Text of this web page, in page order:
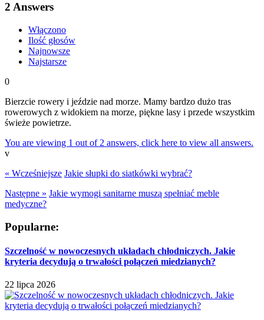
2 Answers
Włączono
Ilość głosów
Najnowsze
Najstarsze
0
Bierzcie rowery i jeździe nad morze. Mamy bardzo dużo tras
rowerowych z widokiem na morze, piękne lasy i przede wszystkim
świeże powietrze.
You are viewing 1 out of 2 answers, click here to view all answers.
v
« Wcześniejsze Jakie słupki do siatkówki wybrać?
Następne » Jakie wymogi sanitarne muszą spełniać meble
medyczne?
Popularne:
Szczelność w nowoczesnych układach chłodniczych. Jakie
kryteria decydują o trwałości połączeń miedzianych?
22 lipca 2026